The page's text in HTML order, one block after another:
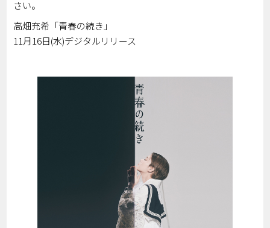
さい。
高畑充希「青春の続き」
11月16日(水)デジタルリリース